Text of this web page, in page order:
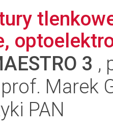
3 ,
Marek
PAN